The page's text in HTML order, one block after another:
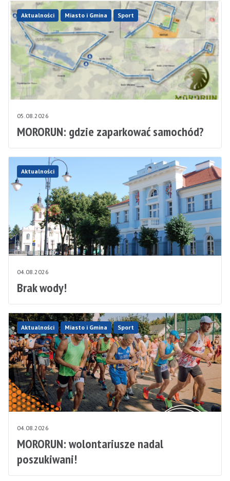
Aktualności Miasto i Gmina Sport
05.08.2026
MORORUN: gdzie zaparkować samochód?
Aktualności
04.08.2026
Brak wody!
Aktualności Miasto i Gmina Sport
04.08.2026
MORORUN: wolontariusze nadal
poszukiwani!